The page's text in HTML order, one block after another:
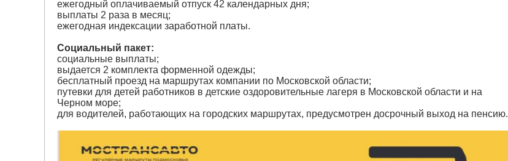
ежегодный оплачиваемый отпуск 42 календарных дня;
выплаты 2 раза в месяц;
ежегодная индексации заработной платы.
Социальный пакет:
социальные выплаты;
выдается 2 комплекта форменной одежды;
бесплатный проезд на маршрутах компании по Московской области;
путевки для детей работников в детские оздоровительные лагеря в Московской области и на
Черном море;
для водителей, работающих на городских маршрутах, предусмотрен досрочный выход на пенсию.